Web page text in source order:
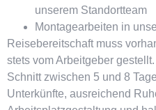
unserem Standortteam
Montagearbeiten in
Reisebereitschaft muss
stets vom Arbeitgeber
Schnitt zwischen 5 und 8
Unterkünfte, ausreichend